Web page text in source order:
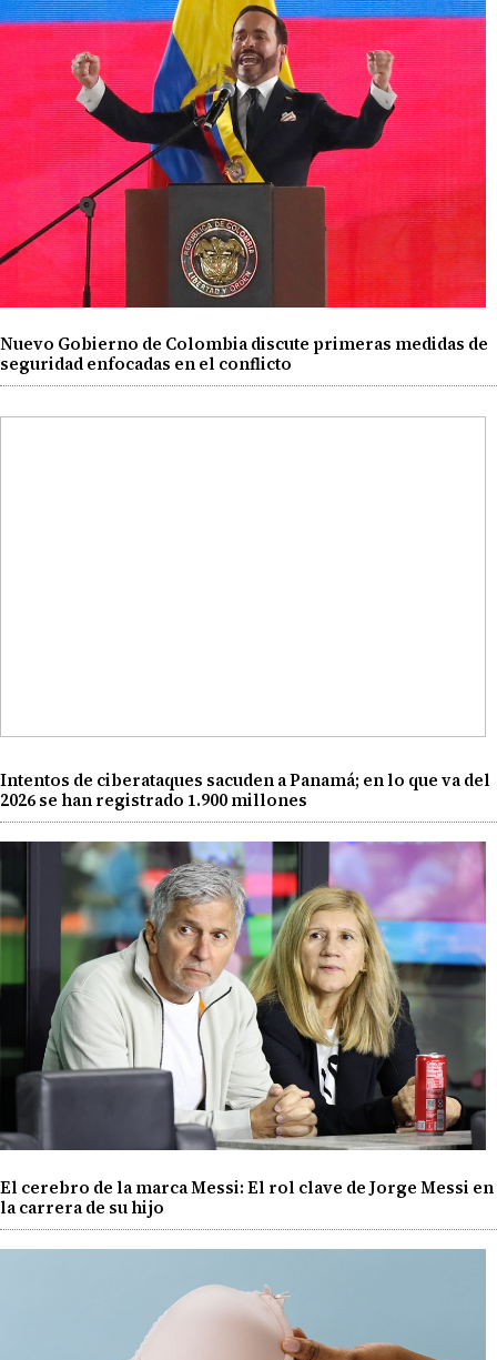
Nuevo Gobierno de Colombia discute primeras medidas de
seguridad enfocadas en el conflicto
Intentos de ciberataques sacuden a Panamá; en lo que va del
2026 se han registrado 1.900 millones
El cerebro de la marca Messi: El rol clave de Jorge Messi en
la carrera de su hijo